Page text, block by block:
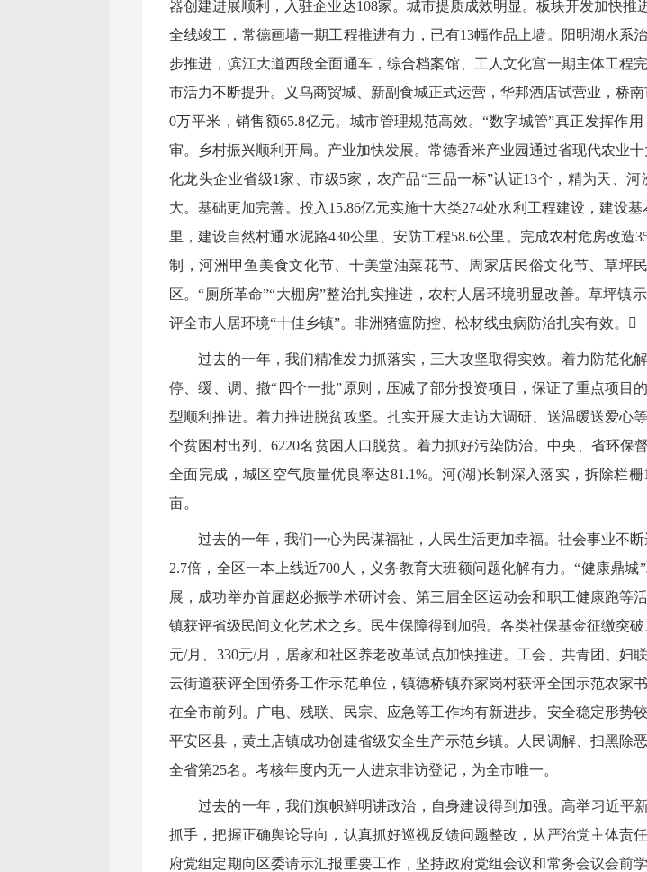
器创建进展顺利，入驻企业达108家。城市提质成效明显。板块开发加快
全线竣工，常德画墙一期工程推进有力，已有13幅作品上墙。阳明湖水系
步推进，滨江大道西段全面通车，综合档案馆、工人文化宫一期主体工程
市活力不断提升。义乌商贸城、新副食城正式运营，华邦酒店试营业，桥
0万平米，销售额65.8亿元。城市管理规范高效。“数字城管”真正发挥作
审。乡村振兴顺利开局。产业加快发展。常德香米产业园通过省现代农业
化龙头企业省级1家、市级5家，农产品“三品一标”认证13个，精为天、
大。基础更加完善。投入15.86亿元实施十大类274处水利工程建设，建设
里，建设自然村通水泥路430公里、安防工程58.6公里。完成农村危房改
制，河洲甲鱼美食文化节、十美堂油菜花节、周家店民俗文化节、草坪
区。“厕所革命”“大棚房”整治扎实推进，农村人居环境明显改善。草坪
评全市人居环境“十佳乡镇”。非洲猪瘟防控、松材线虫病防治扎实有效。
过去的一年，我们精准发力抓落实，三大攻坚取得实效。着力防范化
停、缓、调、撤“四个一批”原则，压减了部分投资项目，保证了重点项目
型顺利推进。着力推进脱贫攻坚。扎实开展大走访大调研、送温暖送爱心
个贫困村出列、6220名贫困人口脱贫。着力抓好污染防治。中央、省环保
全面完成，城区空气质量优良率达81.1%。河(湖)长制深入落实，拆除栏
亩。
过去的一年，我们一心为民谋福祉，人民生活更加幸福。社会事业不
2.7倍，全区一本上线近700人，义务教育大班额问题化解有力。“健康鼎
展，成功举办首届赵必振学术研讨会、第三届全区运动会和职工健康跑等
镇获评省级民间文化艺术之乡。民生保障得到加强。各类社保基金征缴突
元/月、330元/月，居家和社区养老改革试点加快推进。工会、共青团、
云街道获评全国侨务工作示范单位，镇德桥镇乔家岗村获评全国示范农家
在全市前列。广电、残联、民宗、应急等工作均有新进步。安全稳定形势
平安区县，黄土店镇成功创建省级安全生产示范乡镇。人民调解、扫黑除
全省第25名。考核年度内无一人进京非访登记，为全市唯一。
过去的一年，我们旗帜鲜明讲政治，自身建设得到加强。高举习近平
抓手，把握正确舆论导向，认真抓好巡视反馈问题整改，从严治党主体责
府党组定期向区委请示汇报重要工作，坚持政府党组会议和常务会议会前